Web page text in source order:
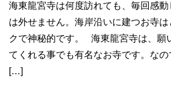
海東龍宮寺は何度訪れても、毎回感
は外せません。海岸沿いに建つお寺
クで神秘的です。 海東龍宮寺は、願
てくれる事でも有名なお寺です。な
[…]